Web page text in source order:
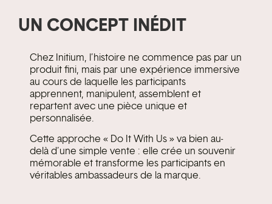
UN CONCEPT INÉDIT
Chez Initium, l’histoire ne commence pas par un
produit fini, mais par une expérience immersive
au cours de laquelle les participants
apprennent, manipulent, assemblent et
repartent avec une pièce unique et
personnalisée.
Cette approche « Do It With Us » va bien au-
delà d’une simple vente : elle crée un souvenir
mémorable et transforme les participants en
véritables ambassadeurs de la marque.